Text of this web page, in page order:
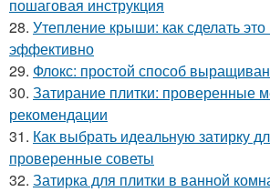
пошаговая инструкция
28. Утепление крыши: как сделать
эффективно
29. Флокс: простой способ
30. Затирание плитки: проверенные
рекомендации
31. Как выбрать идеальную затирку
проверенные советы
32. Затирка для плитки в ванной